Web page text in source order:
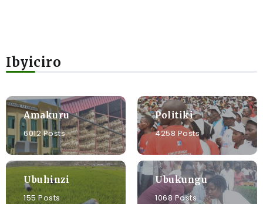
Ibyiciro
Amakuru
6012 Posts
Politiki
4258 Posts
Ubuhinzi
155 Posts
Ubukungu
1068 Posts